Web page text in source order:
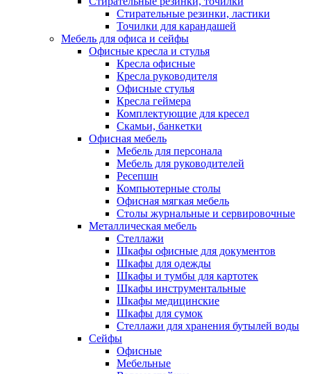
Стирательные резинки, ластики
Точилки для карандашей
Мебель для офиса и сейфы
Офисные кресла и стулья
Кресла офисные
Кресла руководителя
Офисные стулья
Кресла геймера
Комплектующие для кресел
Скамьи, банкетки
Офисная мебель
Мебель для персонала
Мебель для руководителей
Ресепшн
Компьютерные столы
Офисная мягкая мебель
Столы журнальные и сервировочные
Металлическая мебель
Стеллажи
Шкафы офисные для документов
Шкафы для одежды
Шкафы и тумбы для картотек
Шкафы инструментальные
Шкафы медицинские
Шкафы для сумок
Стеллажи для хранения бутылей воды
Сейфы
Офисные
Мебельные